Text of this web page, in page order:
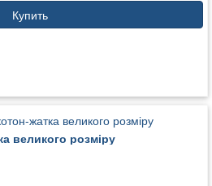
Купить
великого розміру